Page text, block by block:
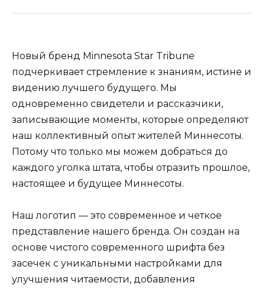
Новый бренд Minnesota Star Tribune
подчеркивает стремление к знаниям, истине и
видению лучшего будущего. Мы
одновременно свидетели и рассказчики,
записывающие моменты, которые определяют
наш коллективный опыт жителей Миннесоты.
Потому что только мы можем добраться до
каждого уголка штата, чтобы отразить прошлое,
настоящее и будущее Миннесоты.
Наш логотип — это современное и четкое
представление нашего бренда. Он создан на
основе чистого современного шрифта без
засечек с уникальными настройками для
улучшения читаемости, добавления